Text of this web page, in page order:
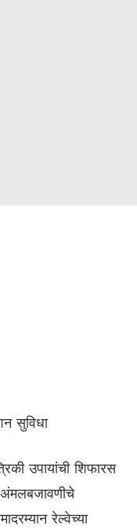
सुविधा
उपायांची शिफारस
रेल्वेच्या